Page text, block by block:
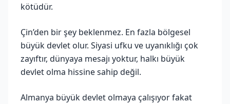
kötüdür.
Çin’den bir şey beklenmez. En fazla bölgesel
büyük devlet olur. Siyasi ufku ve uyanıklığı çok
zayıftır, dünyaya mesajı yoktur, halkı büyük
devlet olma hissine sahip değil.
Almanya büyük devlet olmaya çalışıyor fakat